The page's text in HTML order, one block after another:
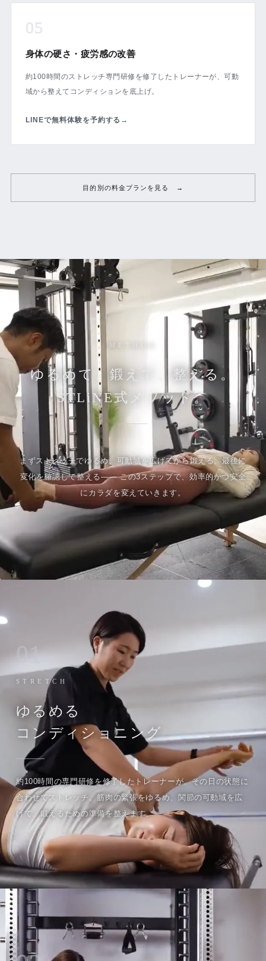
05
身体の硬さ・疲労感の改善
約100時間のストレッチ専門研修を修了したトレーナーが、可動
域から整えてコンディションを底上げ。
LINEで無料体験を予約する →
目的別の料金プランを見る
METHOD
ゆるめて、鍛えて、整える。
STLiNE式メソッド。
まずストレッチでゆるめ、可動域を広げてから鍛える。最後に
変化を確認して整える—— この3ステップで、効率的かつ安全
にカラダを変えていきます。
01
STRETCH
ゆるめる
コンディショニング
約100時間の専門研修を修了したトレーナーが、その日の状態に
合わせてストレッチ。筋肉の緊張をゆるめ、関節の可動域を広
げて、鍛えるための準備を整えます。